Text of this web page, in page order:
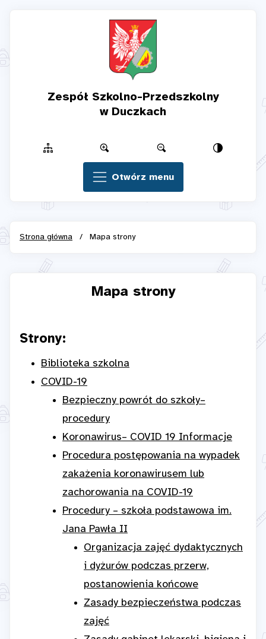
Zespół Szkolno-Przedszkolny
w Duczkach
Otwórz menu
Strona główna / Mapa strony
Mapa strony
Strony:
Biblioteka szkolna
COVID-19
Bezpieczny powrót do szkoły–
procedury
Koronawirus– COVID 19 Informacje
Procedura postępowania na wypadek
zakażenia koronawirusem lub
zachorowania na COVID-19
Procedury – szkoła podstawowa im.
Jana Pawła II
Organizacja zajęć dydaktycznych
i dyżurów podczas przerw,
postanowienia końcowe
Zasady bezpieczeństwa podczas
zajęć